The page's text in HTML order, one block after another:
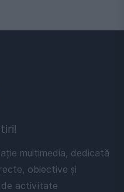
multimedia, dedicată
obiective și
de activitate